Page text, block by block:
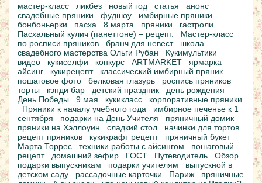
мастер-класс ликбез новый год статья
анонс
свадебные пряники
фудшоу
имбирные пряники
бонбоньерки
пасха 8 марта пряники
гастроли
Пасхальный кулич (панеттоне) – рецепт.
Мастер-класс
по росписи пряников
бранч для невест
школа
свадебного мастерства Ольги Рубан
Кукимультики
видео
кукиселфи конкурс ARTMARKET
ярмарка
айсинг
кукирецепт
классический имбирный пряник
пошаговое фото
белковая глазурь
роспись пряников
торты
кэнди бар детский праздник
день рождения
День Победы
9 мая кукикласс
корпоративные пряники
Пряники к началу учебного года
имбирное печенье к 1
сентября
подарки на День Учителя
пряничный домик
пряники на Хэллоуин
сладкий стол
начинки для тортов
рецепт пряников
кукикрафт рецепт
пряничный букет
Марта Торрес
техники работы с айсингом
пошаговый
рецепт
домашний зефир ГОСТ Путеводитель
Обзор
подарки выпускникам
подарки учителям
выпускной в
детском саду
рассадочные карточки Париж
пряничные